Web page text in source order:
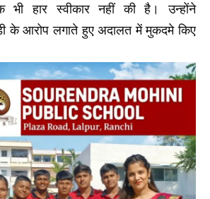
हार स्वीकार नहीं की है। उन्होंने
के आरोप लगाते हुए अदालत में मुकदमे किए